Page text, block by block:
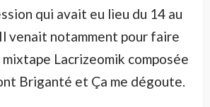
qui avait eu lieu du 14 au
venait notamment pour faire
mixtape Lacrizeomik composée
Briganté et Ça me dégoute.